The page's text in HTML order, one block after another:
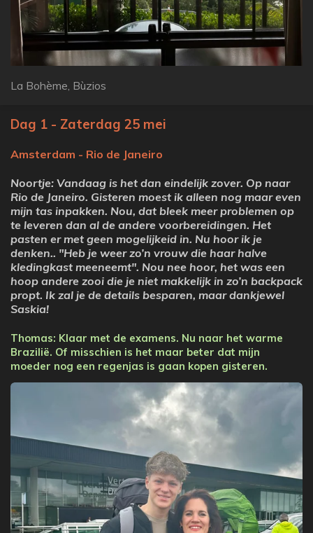
La Bohème, Bùzios
Dag 1 - Zaterdag 25 mei
Amsterdam - Rio de Janeiro
Noortje: Vandaag is het dan eindelijk zover. Op naar
Rio de Janeiro. Gisteren moest ik alleen nog maar even
mijn tas inpakken. Nou, dat bleek meer problemen op
te leveren dan al de andere voorbereidingen. Het
pasten er met geen mogelijkeid in. Nu hoor ik je
denken.. "Heb je weer zo’n vrouw die haar halve
kledingkast meeneemt". Nou nee hoor, het was een
hoop andere zooi die je niet makkelijk in zo’n backpack
propt. Ik zal je de details besparen, maar dankjewel
Saskia!
Thomas: Klaar met de examens. Nu naar het warme
Brazilië. Of misschien is het maar beter dat mijn
moeder nog een regenjas is gaan kopen gisteren.